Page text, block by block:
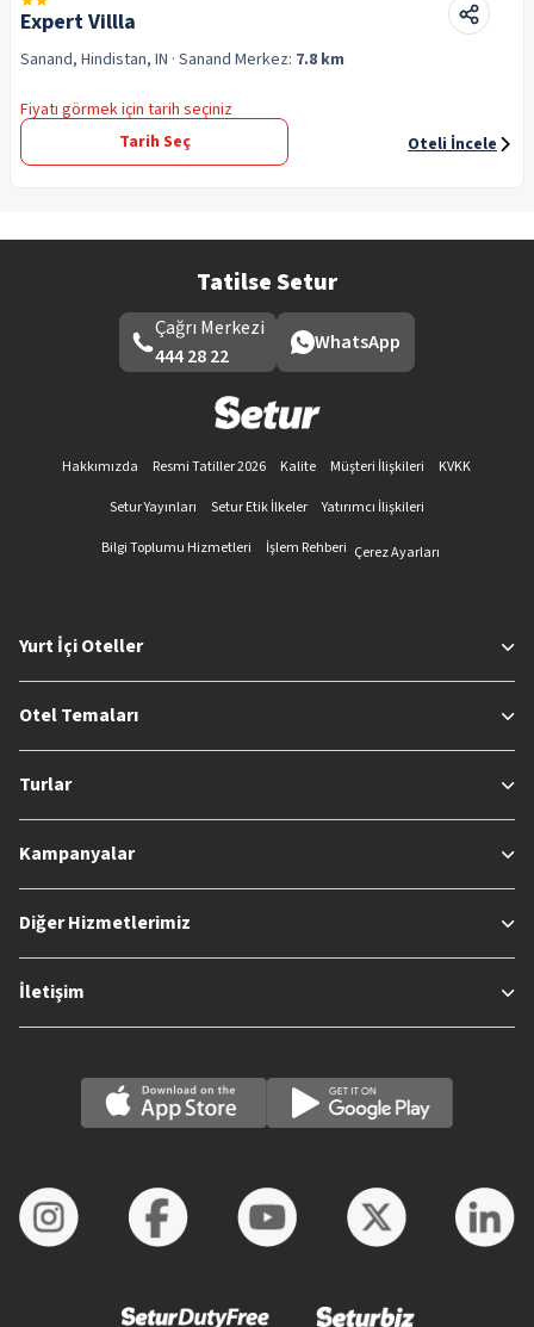
Expert Villla
Sanand, Hindistan, IN · Sanand Merkez: 7.8 km
Fiyatı görmek için tarih seçiniz
Tarih Seç
Oteli İncele
Tatilse Setur
Çağrı Merkezi
444 28 22
WhatsApp
Hakkımızda Resmi Tatiller 2026 Kalite Müşteri İlişkileri
KVKK
Setur Yayınları
Setur Etik İlkeler
Yatırımcı İlişkileri
Bilgi Toplumu Hizmetleri
İşlem Rehberi Çerez Ayarları
Yurt İçi Oteller
Otel Temaları
Turlar
Kampanyalar
Diğer Hizmetlerimiz
İletişim